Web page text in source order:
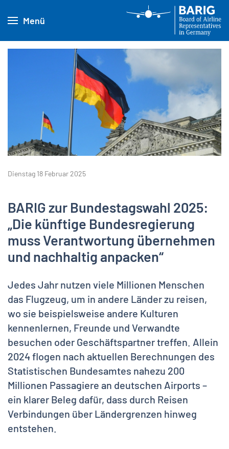
Menü
Dienstag 18 Februar 2025
BARIG zur Bundestagswahl 2025:
„Die künftige Bundesregierung
muss Verantwortung übernehmen
und nachhaltig anpacken“
Jedes Jahr nutzen viele Millionen Menschen
das Flugzeug, um in andere Länder zu reisen,
wo sie beispielsweise andere Kulturen
kennenlernen, Freunde und Verwandte
besuchen oder Geschäftspartner treffen. Allein
2024 flogen nach aktuellen Berechnungen des
Statistischen Bundesamtes nahezu 200
Millionen Passagiere an deutschen Airports –
ein klarer Beleg dafür, dass durch Reisen
Verbindungen über Ländergrenzen hinweg
entstehen.